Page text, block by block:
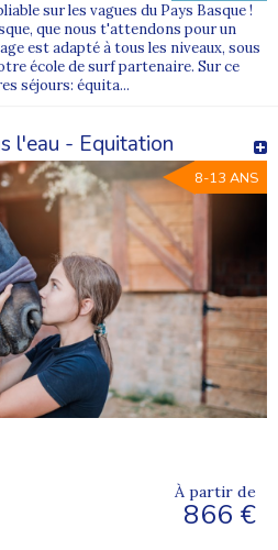
sur les vagues du Pays Basque !
que nous t'attendons pour un
est adapté à tous les niveaux, sous
école de surf partenaire. Sur ce
séjours: équita...
l'eau - Equitation
8-13 ANS
À partir de
866 €